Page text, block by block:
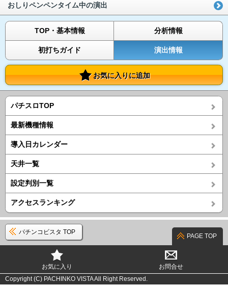
おしりペンペンタイム中の演出
TOP・基本情報 分析情報
初打ちガイド 演出情報
お気に入りに追加
パチスロTOP
最新機種情報
導入日カレンダー
天井一覧
設定判別一覧
アクセスランキング
パチンコビスタ TOP
PAGE TOP
お気に入り
お問合せ
Copyright (C) PACHINKO VISTA All Right Reserved.